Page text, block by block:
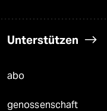
Unterstützen
abo
genossenschaft